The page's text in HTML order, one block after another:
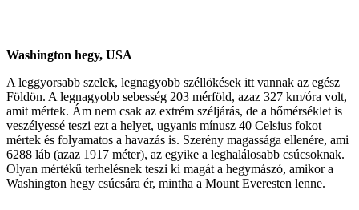
Washington hegy, USA
A leggyorsabb szelek, legnagyobb széllökések itt vannak az egész
Földön. A legnagyobb sebesség 203 mérföld, azaz 327 km/óra volt,
amit mértek. Ám nem csak az extrém széljárás, de a hőmérséklet is
veszélyessé teszi ezt a helyet, ugyanis mínusz 40 Celsius fokot
mértek és folyamatos a havazás is. Szerény magassága ellenére, ami
6288 láb (azaz 1917 méter), az egyike a leghalálosabb csúcsoknak.
Olyan mértékű terhelésnek teszi ki magát a hegymászó, amikor a
Washington hegy csúcsára ér, mintha a Mount Everesten lenne.